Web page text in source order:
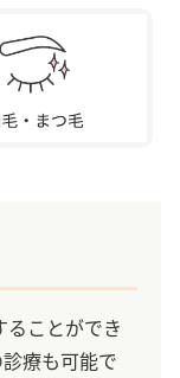
ことができ
療も可能で